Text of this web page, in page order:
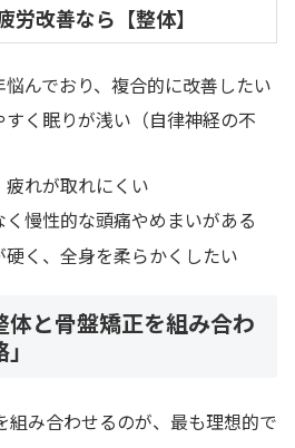
労改善なら【整体】
んでおり、複合的に改善したい
く眠りが浅い（自律神経の不
れが取れにくい
慢性的な頭痛やめまいがある
く、全身を柔らかくしたい
体と骨盤矯正を組み合わ
組み合わせるのが、最も理想的で